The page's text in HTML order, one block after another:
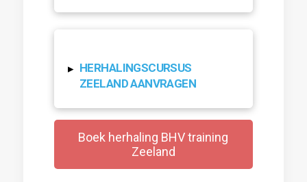
▸ HERHALINGSCURSUS
ZEELAND AANVRAGEN
Boek herhaling BHV training
Zeeland